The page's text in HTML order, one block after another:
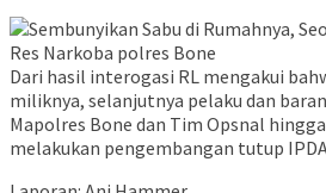
Dari hasil interogasi RL mengakui
miliknya, selanjutnya pelaku dan
Mapolres Bone dan Tim Opsnal
melakukan pengembangan tutup